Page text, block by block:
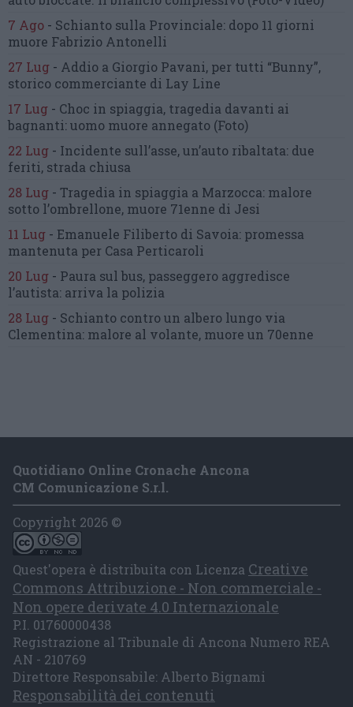
7 Ago - Schianto sulla Provinciale: dopo 11 giorni
muore Fabrizio Antonelli
27 Lug - Addio a Giorgio Pavani, per tutti “Bunny”,
storico commerciante di Lay Line
17 Lug - Choc in spiaggia, tragedia davanti ai
bagnanti:uomo muore annegato (Foto)
22 Lug - Incidente sull’asse, un’auto ribaltata: due
feriti, strada chiusa
28 Lug - Tragedia in spiaggia a Marzocca: malore
sotto l’ombrellone, muore 71enne di Jesi
11 Lug - Emanuele Filiberto di Savoia: promessa
mantenuta per Casa Perticaroli
20 Lug - Paura sul bus, passeggero aggredisce
l’autista: arriva la polizia
28 Lug - Schianto contro un albero lungo via
Clementina: malore al volante, muore un 70enne
Quotidiano Online Cronache Ancona
CM Comunicazione S.r.l.
Copyright 2026 ©
Quest'opera è distribuita con Licenza Creative
Commons Attribuzione - Non commerciale -
Non opere derivate 4.0 Internazionale
P.I. 01760000438
Registrazione al Tribunale di Ancona Numero REA
AN - 210769
Direttore Responsabile: Alberto Bignami
Responsabilità dei contenuti